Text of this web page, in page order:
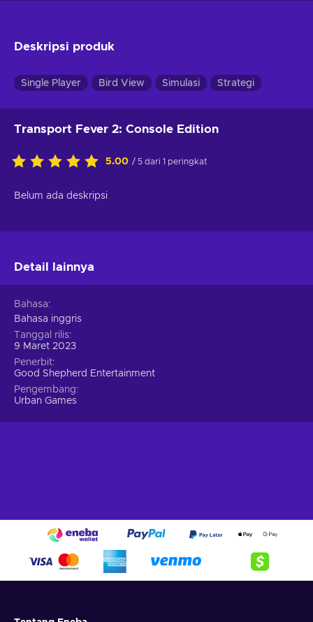
Deskripsi produk
Single Player Bird View Simulasi Strategi
Transport Fever 2: Console Edition
5.00 / 5 dari 1 peringkat
Belum ada deskripsi
Detail lainnya
Bahasa
Bahasa inggris
Tanggal rilis
9 Maret 2023
Penerbit
Good Shepherd Entertainment
Pengembang
Urban Games